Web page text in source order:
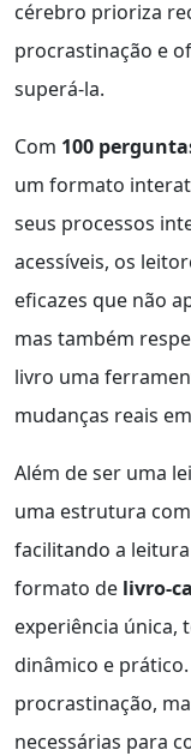
cérebro prioriza
procrastinação e
superá-la.
Com 100
um formato
seus processos
acessíveis, os
eficazes que não
mas também
livro uma
mudanças reais
Além de ser uma
uma estrutura
facilitando a
formato de livro-
experiência única,
dinâmico e
procrastinação,
necessárias para